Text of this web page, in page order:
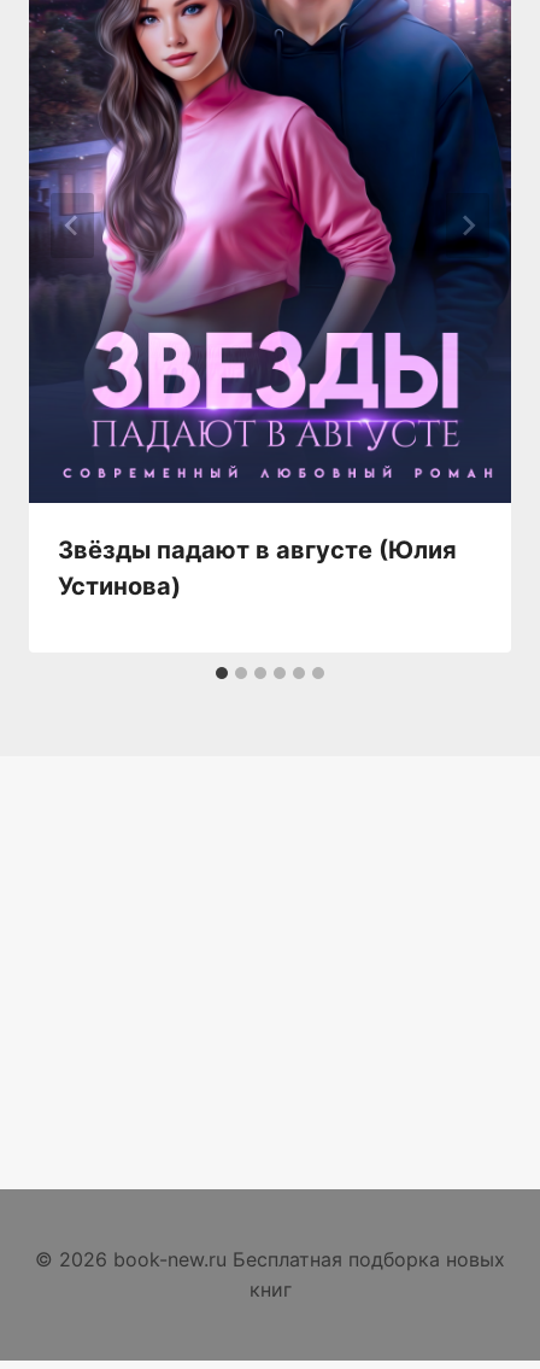
Звёзды падают в августе (Юлия
Устинова)
© 2026 book-new.ru Бесплатная подборка новых
книг